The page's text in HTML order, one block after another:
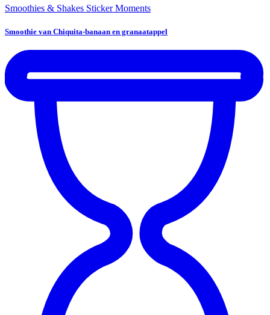
Smoothies & Shakes Sticker Moments
Smoothie van Chiquita-banaan en granaatappel